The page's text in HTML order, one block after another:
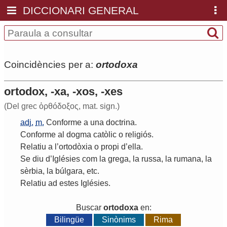
DICCIONARI GENERAL
Coincidències per a: ortodoxa
ortodox, -xa, -xos, -xes
(Del grec ὀρθó­δοξος, mat. sign.)
adj. m. Conforme a una doctrina.
Conforme al dogma catòlic o religiós.
Relatiu a ’ortodòxia o propi d’ella.
Se diu d’ Iglésies com la grega, la russa, la rumana, la
sèrbia, la búlgara, etc.
Relatiu ad estes Iglésies.
Buscar ortodoxaen:
Bilingüe
Sinònims Rima